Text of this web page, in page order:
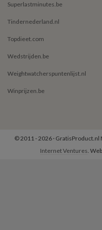
Superlastminutes.be
Tindernederland.nl
Topdieet.com
Wedstrijden.be
Weightwatcherspuntenlijst.nl
Winprijzen.be
© 2011 - 2026 ·
Internet Ventures.